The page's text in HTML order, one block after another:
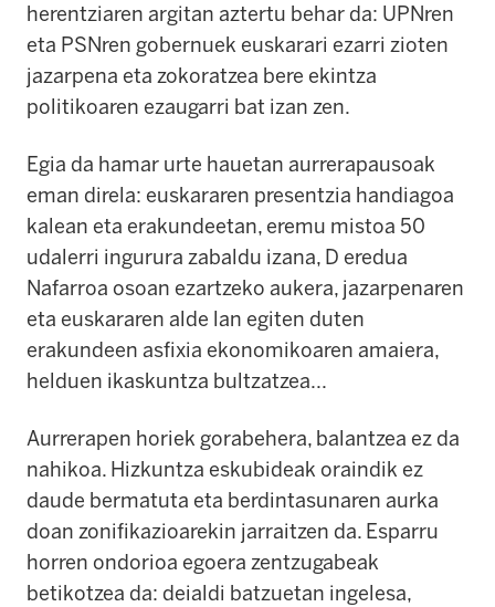
herentziaren argitan aztertu behar da: UPNren
eta PSNren gobernuek euskarari ezarri zioten
jazarpena eta zokoratzea bere ekintza
politikoaren ezaugarri bat izan zen.
Egia da hamar urte hauetan aurrerapausoak
eman direla: euskararen presentzia handiagoa
kalean eta erakundeetan, eremu mistoa 50
udalerri ingurura zabaldu izana, D eredua
Nafarroa osoan ezartzeko aukera, jazarpenaren
eta euskararen alde lan egiten duten
erakundeen asfixia ekonomikoaren amaiera,
helduen ikaskuntza bultzatzea...
Aurrerapen horiek gorabehera, balantzea ez da
nahikoa. Hizkuntza eskubideak oraindik ez
daude bermatuta eta berdintasunaren aurka
doan zonifikazioarekin jarraitzen da. Esparru
horren ondorioa egoera zentzugabeak
betikotzea da: deialdi batzuetan ingelesa,